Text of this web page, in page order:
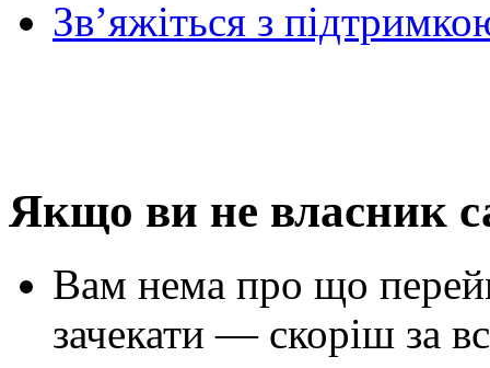
Зв’яжіться з
Якщо ви не власник
Вам нема про що
зачекати — скоріш за